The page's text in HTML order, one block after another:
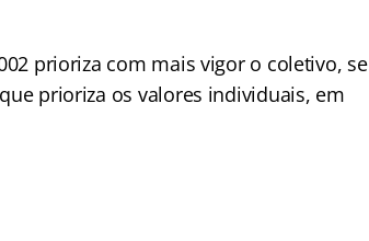
prioriza com mais vigor o coletivo, se
prioriza os valores individuais, em